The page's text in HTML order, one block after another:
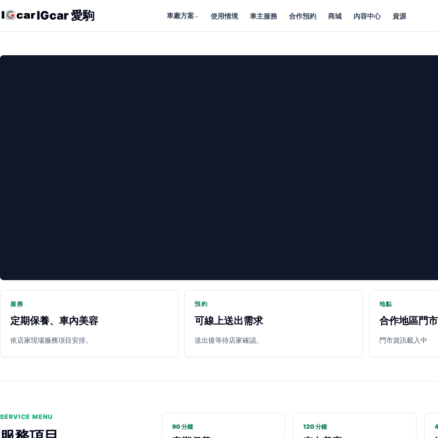
IGcar 愛駒 車廠方案⌄ 使用情境 車主服務 合作預約 商城 內容中心 資源
服務
定期保養、車內美容
依店家現場服務項目安排。
預約
可線上送出需求
送出後等待店家確認。
地點
合作地區門市
門市資訊載入中
SERVICE MENU
90 分鐘 120 分鐘